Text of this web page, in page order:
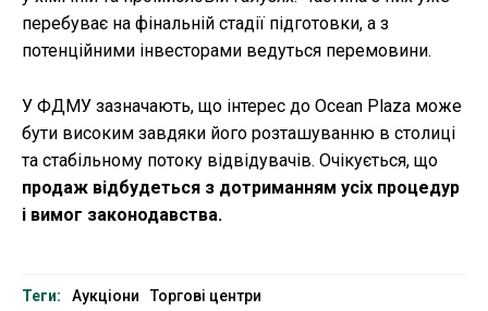
перебуває на фінальній стадії підготовки, а з
потенційними інвесторами ведуться перемовини.
У ФДМУ зазначають, що інтерес до Ocean Plaza може
бути високим завдяки його розташуванню в столиці
та стабільному потоку відвідувачів. Очікується, що
продаж відбудеться з дотриманням усіх процедур
і вимог законодавства.
Теги: Аукціони Торгові центри